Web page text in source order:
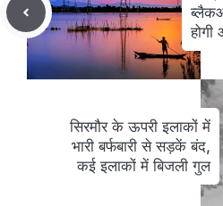
सिरमौर के ऊपरी इलाकों में
भारी बर्फबारी से सड़कें बंद,
कई इलाकों में बिजली गुल